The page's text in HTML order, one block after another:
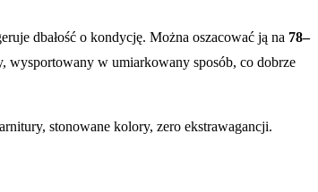
dbałość o kondycję. Można oszacować ją na 78–
wysportowany w umiarkowany sposób, co dobrze
stonowane kolory, zero ekstrawagancji.